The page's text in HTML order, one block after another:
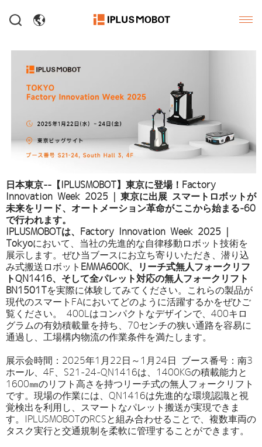
日本東京--【IPLUSMOBOT】東京に登場！Factory
Innovation Week 2025 | 東京に出展 スマートロボットが
未来をリード、オートメーション革命がここから始まる-60
で行われます。
IPLUSMOBOTは、Factory Innovation Week 2025 |
Tokyoにおいて、当社の先進的な自律移動ロボット技術を
展示します。ぜひ当ブースにお立ち寄りいただき、潜り込
み式搬送ロボット EMMA600K、リーチ式無人フォークリフ
トQN1416、そして全パレット対応の無人フォークリフト
BN1501Tを実際に体験してみてください。これらの製品が
現代のスマートFAにおいてどのように活躍するかをぜひご
覧ください。 400Lはコンパクトなデザインで、400キロ
グラムの有効積載量を持ち、70センチの狭い通路を容易に
通過し、工場構内物流の作業条件を満たします。
展示会時間：2025年1月22日～1月24日 ブース番号：南3
ホール、4F、S21-24-QN1416は、1400KGの積載能力と
1600㎜のリフト高さを持つリーチ式の無人フォークリフト
です。現場の作業には、QN1416は先進的な環境認識と視
覚検出を利用し、スマートなパレット搬送が実現できま
す。IPLUSMOBOTのRCSと組み合わせることで、複数車両の
タスク実行と交通規制を柔軟に管理することができます。